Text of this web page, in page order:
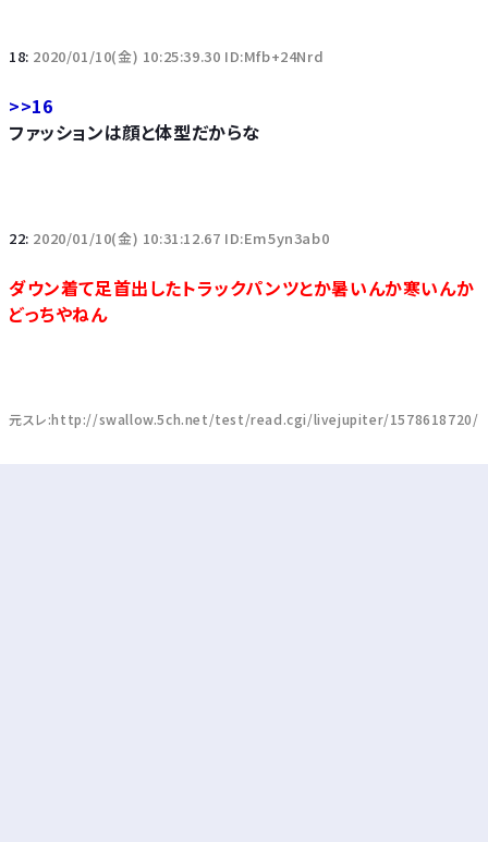
18: 2020/01/10(金) 10:25:39.30 ID:Mfb+24Nrd
>>16
ファッションは顔と体型だからな
22: 2020/01/10(金) 10:31:12.67 ID:Em5yn3ab0
ダウン着て足首出したトラックパンツとか暑いんか寒いんか
どっちやねん
元スレ:http://swallow.5ch.net/test/read.cgi/livejupiter/1578618720/